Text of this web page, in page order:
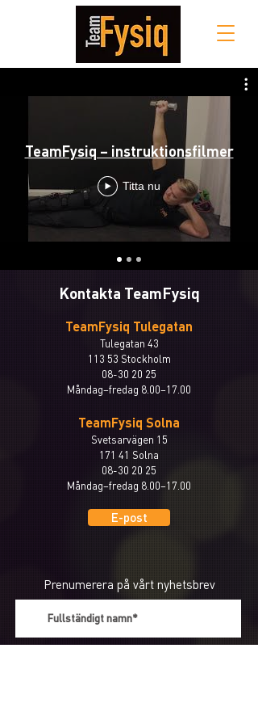
TeamFysiq – instruktionsfilmer
Titta nu
Kontakta TeamFysiq
TeamFysiq Tulegatan
Tulegatan 43
113 53 Stockholm
08-30 20 25
Måndag–fredag 8.00–17.00
TeamFysiq Solna
Svetsarvägen 15
171 41 Solna
08-30 20 25
Måndag–fredag 8.00–17.00
E-post
Prenumerera på vårt nyhetsbrev